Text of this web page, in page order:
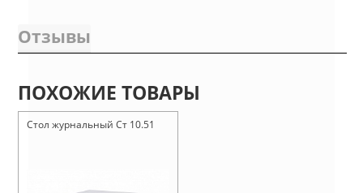
Отзывы
ПОХОЖИЕ ТОВАРЫ
Стол журнальный Ст 10.51